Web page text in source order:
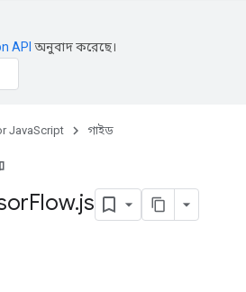
API অনুবাদ করেছে।
JavaScript গাইড
Flow.js